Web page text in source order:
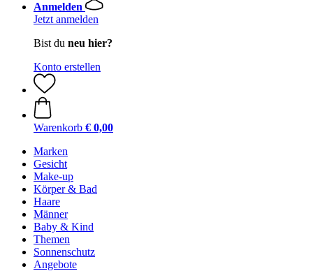
Anmelden
Jetzt anmelden
Bist du neu hier?
Konto erstellen
Warenkorb € 0,00
Marken
Gesicht
Make-up
Körper & Bad
Haare
Männer
Baby & Kind
Themen
Sonnenschutz
Angebote